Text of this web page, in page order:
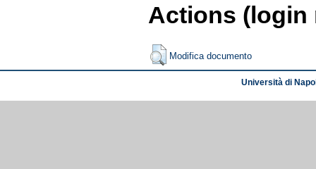
Actions (login
Modifica documento
Università di